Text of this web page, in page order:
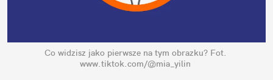
Co widzisz jako pierwsze na tym obrazku? Fot.
www.tiktok.com/@mia_yilin